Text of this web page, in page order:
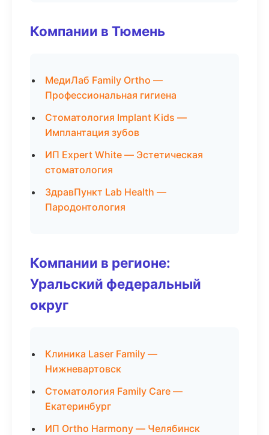
Компании в Тюмень
МедиЛаб Family Ortho —
Профессиональная гигиена
Стоматология Implant Kids —
Имплантация зубов
ИП Expert White — Эстетическая
стоматология
ЗдравПункт Lab Health —
Пародонтология
Компании в регионе:
Уральский федеральный
округ
Клиника Laser Family —
Нижневартовск
Стоматология Family Care —
Екатеринбург
ИП Ortho Harmony — Челябинск